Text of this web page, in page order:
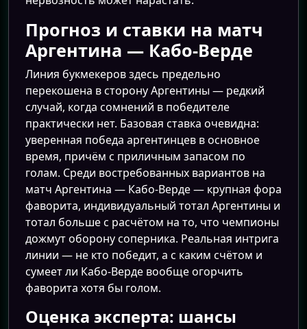
Прогноз и ставки на матч
Аргентина — Кабо-Верде
Линия букмекеров здесь предельно
перекошена в сторону Аргентины — редкий
случай, когда сомнений в победителе
практически нет. Базовая ставка очевидна:
уверенная победа аргентинцев в основное
время, причём с приличным запасом по
голам. Среди востребованных вариантов на
матч Аргентина — Кабо-Верде — крупная фора
фаворита, индивидуальный тотал Аргентины и
тотал больше с расчётом на то, что чемпионы
дожмут оборону соперника. Реальная интрига
линии — не кто победит, а с каким счётом и
сумеет ли Кабо-Верде вообще огорчить
фаворита хотя бы голом.
Оценка эксперта: шансы